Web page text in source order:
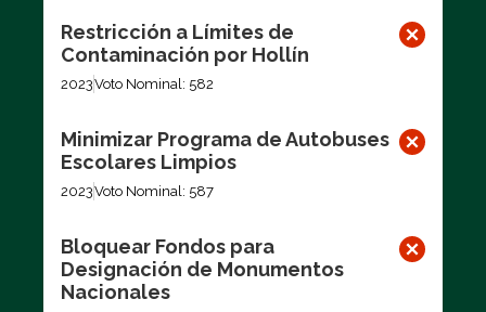
Restricción a Límites de
Contaminación por Hollín
2023Voto Nominal: 582
Minimizar Programa de Autobuses
Escolares Limpios
2023Voto Nominal: 587
Bloquear Fondos para
Designación de Monumentos
Nacionales